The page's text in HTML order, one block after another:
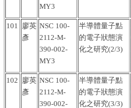
MY3
101
廖英
彥
NSC 100-
2112-M-
390-002-
MY3
半導體量子點
的電子狀態演
化之研究(2/3)
102
廖英
彥
NSC 100-
2112-M-
390-002-
半導體量子點
的電子狀態演
化之研究(3/3)